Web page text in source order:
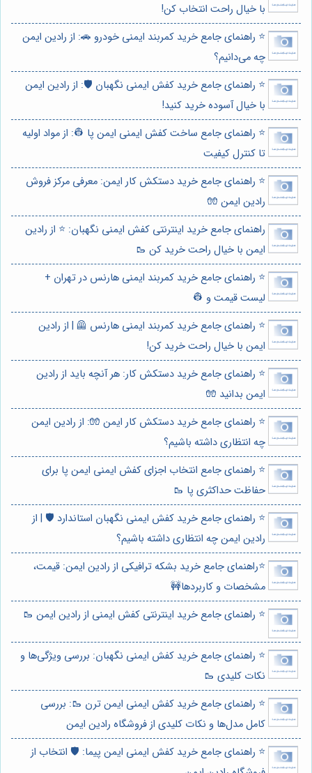
با خیال راحت انتخاب کن!
⭐️ راهنمای جامع خرید کمربند ایمنی خودرو 🚗: از رادین ایمن
چه می‌دانیم؟
⭐️ راهنمای جامع خرید کفش ایمنی نگهبان 🛡️: از رادین ایمن
با خیال آسوده خرید کنید!
⭐️ راهنمای جامع ساخت کفش ایمنی ایمن پا 👷: از مواد اولیه
تا کنترل کیفیت
⭐️ راهنمای جامع خرید دستکش کار ایمن: معرفی مرکز فروش
رادین ایمن 🧤
راهنمای جامع خرید اینترنتی کفش ایمنی نگهبان: ⭐️ از رادین
ایمن با خیال راحت خرید کن 🥾
⭐️ راهنمای جامع خرید کمربند ایمنی هارنس در تهران +
لیست قیمت و 👷
⭐️ راهنمای جامع خرید کمربند ایمنی هارنس 🦺 | از رادین
ایمن با خیال راحت خرید کن!
⭐️ راهنمای جامع خرید دستکش کار: هر آنچه باید از رادین
ایمن بدانید 🧤
⭐️ راهنمای جامع خرید دستکش کار ایمن 🧤: از رادین ایمن
چه انتظاری داشته باشیم؟
⭐️ راهنمای جامع انتخاب اجزای کفش ایمنی ایمن پا برای
حفاظت حداکثری پا 🥾
⭐️ راهنمای جامع خرید کفش ایمنی نگهبان استاندارد 🛡️ | از
رادین ایمن چه انتظاری داشته باشیم؟
⭐️راهنمای جامع خرید بشکه ترافیکی از رادین ایمن: قیمت،
مشخصات و کاربردها🚧
⭐️ راهنمای جامع خرید اینترنتی کفش ایمنی از رادین ایمن 🥾
⭐️ راهنمای جامع خرید کفش ایمنی نگهبان: بررسی ویژگی‌ها و
نکات کلیدی 🥾
⭐️ راهنمای جامع خرید کفش ایمنی ایمن ترن 🥾: بررسی
کامل مدل‌ها و نکات کلیدی از فروشگاه رادین ایمن
⭐️ راهنمای جامع خرید کفش ایمنی ایمن پیما: 🛡️ انتخاب از